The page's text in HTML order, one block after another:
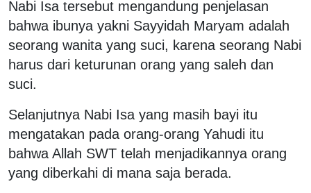
Nabi Isa tersebut mengandung penjelasan
bahwa ibunya yakni Sayyidah Maryam adalah
seorang wanita yang suci, karena seorang Nabi
harus dari keturunan orang yang saleh dan
suci.
Selanjutnya Nabi Isa yang masih bayi itu
mengatakan pada orang-orang Yahudi itu
bahwa Allah SWT telah menjadikannya orang
yang diberkahi di mana saja berada.